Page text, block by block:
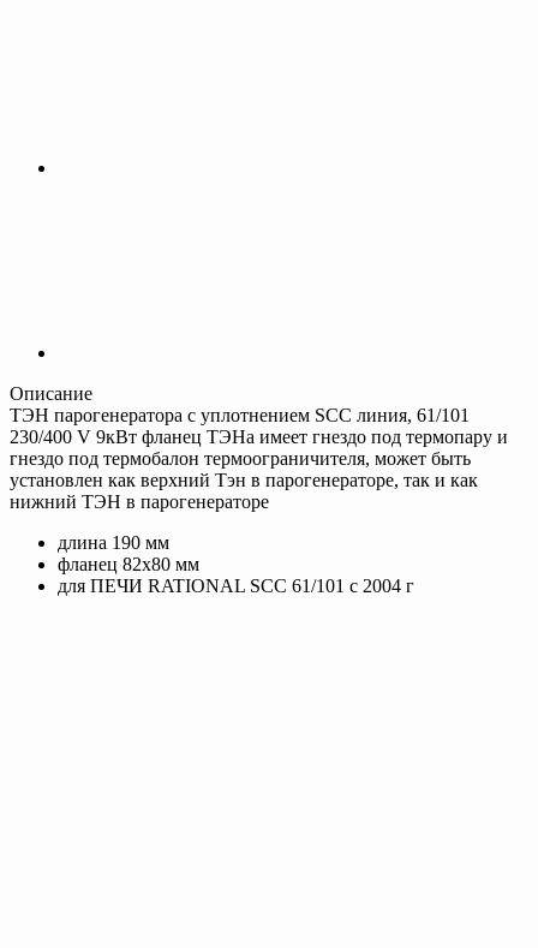
Описание
ТЭН парогенератора с уплотнением SCC линия, 61/101
230/400 V 9кВт фланец ТЭНа имеет гнездо под термопару и
гнездо под термобалон термоограничителя, может быть
установлен как верхний Тэн в парогенераторе, так и как
нижний ТЭН в парогенераторе
длина 190 мм
фланец 82х80 мм
для ПЕЧИ RATIONAL SCC 61/101 с 2004 г